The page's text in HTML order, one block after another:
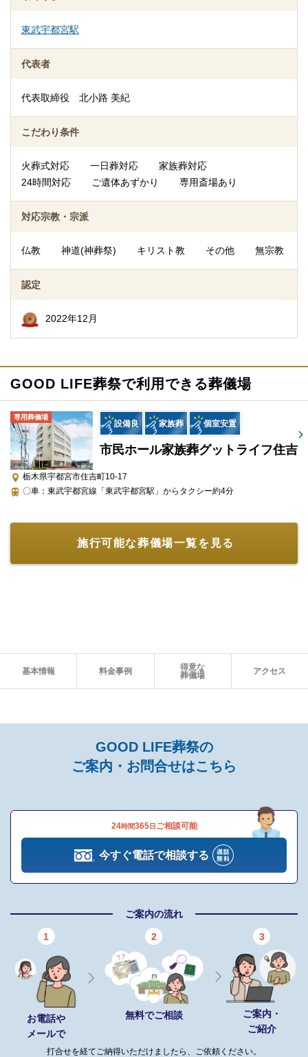
東武宇都宮駅
代表者
代表取締役 北小路 美紀
こだわり条件
火葬式対応 一日葬対応
家族葬対応
24時間対応
ご遺体あずかり 専用斎場あり
対応宗教・宗派
仏教 神道(神葬祭) キリスト教 その他 無宗教
認定
2022年12月
GOOD LIFE葬祭で利用できる葬儀場
専用葬儀場
設備良 家族葬 個室安置
市民ホール家族葬グットライフ住吉
栃木県宇都宮市住吉町10-17
〇車：東武宇都宮線「東武宇都宮駅」からタクシー約4分
施行可能な葬儀場一覧を見る
基本情報 料金事例
得意な
葬儀場
アクセス
GOOD LIFE葬祭の
ご案内・お問合せはこちら
24時間365日 ご相談可能
今すぐ電話で相談する
ご案内の流れ
1
お電話や
メールで
2
無料でご相談
3
ご案内・
ご紹介
打合せを経てご納得いただけましたら、ご依頼ください。